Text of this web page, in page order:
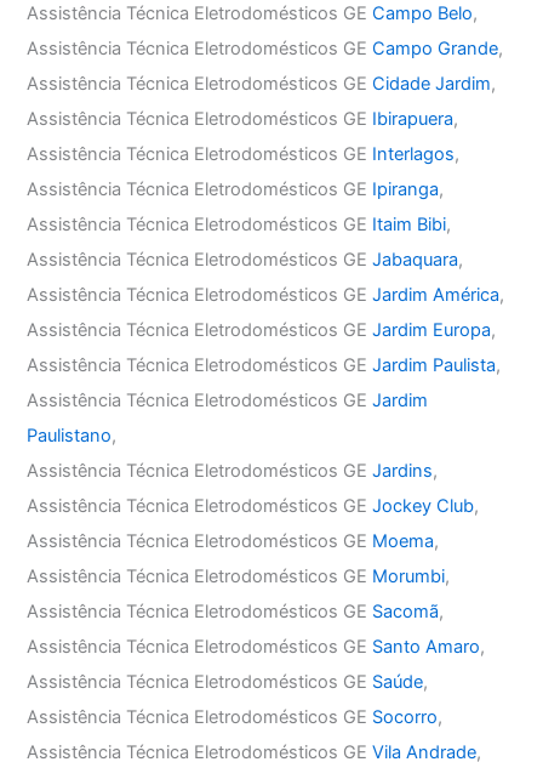
Assistência Técnica Eletrodomésticos GECampo Belo,
Assistência Técnica Eletrodomésticos GECampo Grande,
Assistência Técnica Eletrodomésticos GECidade Jardim,
Assistência Técnica Eletrodomésticos GE Ibirapuera,
Assistência Técnica Eletrodomésticos GE Interlagos,
Assistência Técnica Eletrodomésticos GE Ipiranga,
Assistência Técnica Eletrodomésticos GE Itaim Bibi,
Assistência Técnica Eletrodomésticos GEJabaquara,
Assistência Técnica Eletrodomésticos GEJardim América,
Assistência Técnica Eletrodomésticos GEJardim Europa,
Assistência Técnica Eletrodomésticos GEJardim Paulista,
Assistência Técnica Eletrodomésticos GEJardim
Paulistano,
Assistência Técnica Eletrodomésticos GEJardins,
Assistência Técnica Eletrodomésticos GEJockey Club,
Assistência Técnica Eletrodomésticos GE Moema,
Assistência Técnica Eletrodomésticos GE Morumbi,
Assistência Técnica Eletrodomésticos GE Sacomã,
Assistência Técnica Eletrodomésticos GE Santo Amaro,
Assistência Técnica Eletrodomésticos GE Saúde,
Assistência Técnica Eletrodomésticos GE Socorro,
Assistência Técnica Eletrodomésticos GEVila Andrade,